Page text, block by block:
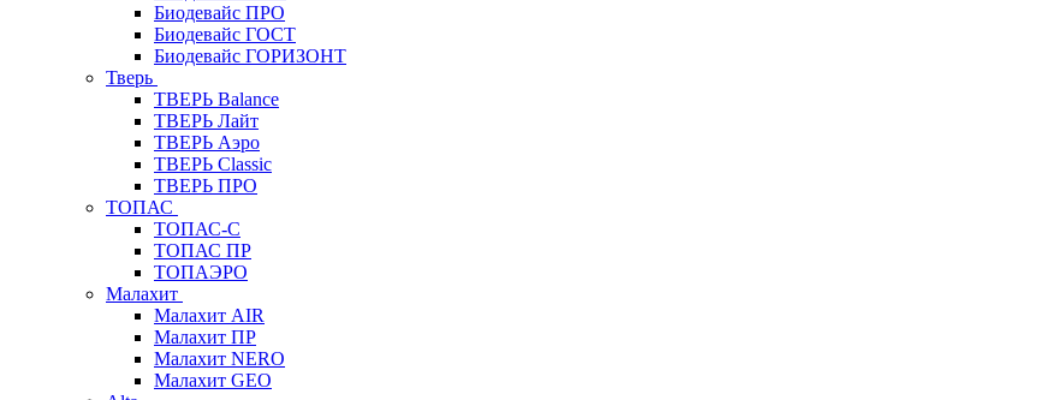
Биодевайс ПРО
Биодевайс ГОСТ
Биодевайс ГОРИЗОНТ
Тверь
ТВЕРЬ Balance
ТВЕРЬ Лайт
ТВЕРЬ Аэро
ТВЕРЬ Classic
ТВЕРЬ ПРО
ТОПАС
ТОПАС-С
ТОПАС ПР
ТОПАЭРО
Малахит
Малахит AIR
Малахит ПР
Малахит NERO
Малахит GEO